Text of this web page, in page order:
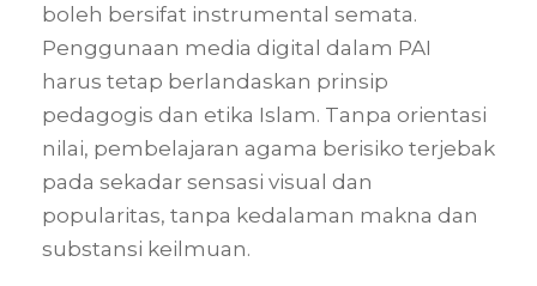
boleh bersifat instrumental semata.
Penggunaan media digital dalam PAI
harus tetap berlandaskan prinsip
pedagogis dan etika Islam. Tanpa orientasi
nilai, pembelajaran agama berisiko terjebak
pada sekadar sensasi visual dan
popularitas, tanpa kedalaman makna dan
substansi keilmuan.